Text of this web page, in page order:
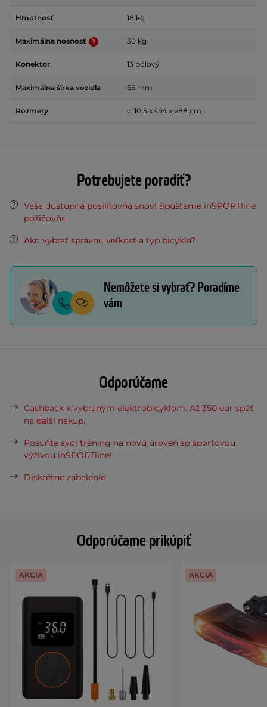
Odporúčame prikúpiť
AKCIA AKCIA
Hmotnosť 18 kg
Maximálna nosnosť 30 kg
Konektor 13 pólový
Maximálna šírka vozidla 65 mm
Rozmery d110,5 x š54 x v88 cm
Potrebujete poradiť?
Vaša dostupná posilňovňa snov! Spúšťame inSPORTline
požičovňu
Ako vybrať správnu veľkosť a typ bicykla?
Nemôžete si vybrať? Poradíme
vám
Odporúčame
Cashback k vybraným elektrobicyklom. Až 350 eur späť
na ďalší nákup.
Posuňte svoj tréning na novú úroveň so športovou
výživou inSPORTline!
Diskrétne zabalenie